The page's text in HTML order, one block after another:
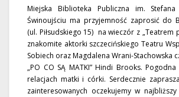
Miejska Biblioteka Publiczna im.
Świnoujściu ma przyjemność zaprosić do
(ul. Piłsudskiego 15) na wieczór z „Teatrem
znakomite aktorki szczecińskiego Teatru
Sobiech oraz Magdalena Wrani-Stachowska
„PO CO SĄ MATKI” Hindi Brooks.
relacjach matki i córki. Serdecznie
zainteresowanych oczekujemy w